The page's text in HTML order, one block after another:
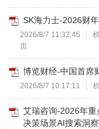
SK海力士-2026财
2026/8/7 11:32:45
页
博览财经-中国首席
2026/8/7 10:17:11
艾瑞咨询-2026年
决策场景AI搜索洞